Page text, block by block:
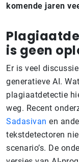
komende jaren
is geen
Er is veel
generatieve AI.
plagiaatdetectie
weg. Recent
Sadasivan en
tekstdetectoren
scenario’s. De